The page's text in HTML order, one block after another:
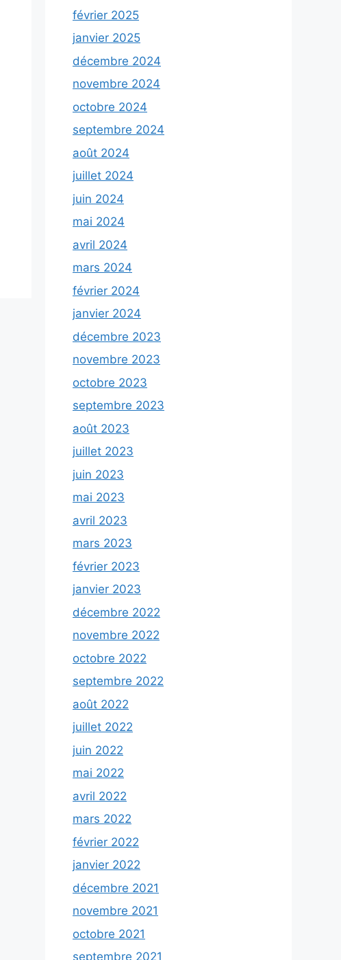
février 2025
janvier 2025
décembre 2024
novembre 2024
octobre 2024
septembre 2024
août 2024
juillet 2024
juin 2024
mai 2024
avril 2024
mars 2024
février 2024
janvier 2024
décembre 2023
novembre 2023
octobre 2023
septembre 2023
août 2023
juillet 2023
juin 2023
mai 2023
avril 2023
mars 2023
février 2023
janvier 2023
décembre 2022
novembre 2022
octobre 2022
septembre 2022
août 2022
juillet 2022
juin 2022
mai 2022
avril 2022
mars 2022
février 2022
janvier 2022
décembre 2021
novembre 2021
octobre 2021
septembre 2021